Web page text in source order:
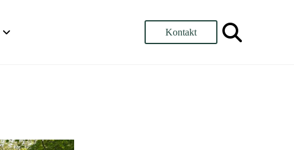
Kontakt